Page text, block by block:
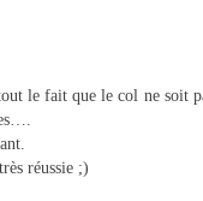
le fait que le col ne soit
réussie ;)